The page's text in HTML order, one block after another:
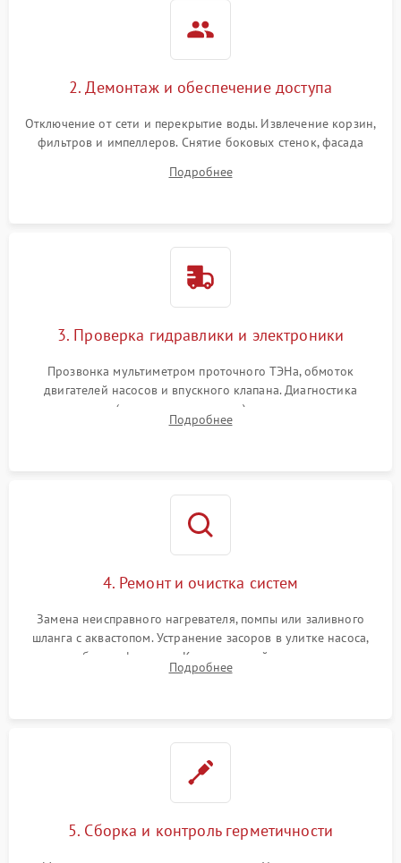
2. Демонтаж и обеспечение доступа
Отключение от сети и перекрытие воды. Извлечение корзин,
фильтров и импеллеров. Снятие боковых стенок, фасада
циркуляционному насосу, ТЭНу и сливной помпе.
Подробнее
3. Проверка гидравлики и электроники
Прозвонка мультиметром проточного ТЭНа, обмоток
двигателей насосов и впускного клапана. Диагностика
прессостата (датчика уровня воды), датчика мутности,
концевика дверцы и электронного модуля управления.
Подробнее
4. Ремонт и очистка систем
Замена неисправного нагревателя, помпы или заливного
шланга с аквастопом. Устранение засоров в улитке насоса,
патрубках и фильтрах. Компонентный ремонт платы
управления, восстановление поврежденной проводки.
Подробнее
5. Сборка и контроль герметичности